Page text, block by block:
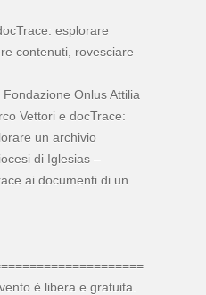
esplorare
contenuti, rovesciare
Onlus Attilia
Vettori e docTrace:
un archivio
di Iglesias –
ai documenti di un
è libera e gratuita.